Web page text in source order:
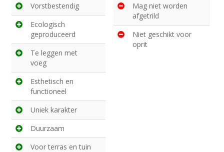
Vorstbestendig
Ecologisch
geproduceerd
Te leggen met
voeg
Esthetisch en
functioneel
Uniek karakter
Duurzaam
Voor terras en tuin
Mag niet worden
afgetrild
Niet geschikt voor
oprit